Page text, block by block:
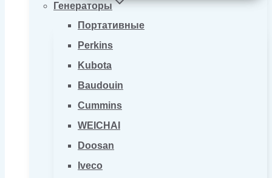
Генераторы
Портативные
Perkins
Kubota
Baudouin
Cummins
WEICHAI
Doosan
Iveco